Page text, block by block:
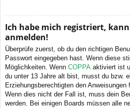
Ich habe mich registriert,
anmelden!
Überprüfe zuerst, ob du den richtigen
Passwort eingegeben hast. Wenn diese
Möglichkeiten. Wenn COPPA aktiviert ist
du unter 13 Jahre alt bist, musst du bzw.
Erziehungsberechtigten den
Wenn dies nicht der Fall ist, muss dein
werden. Bei einigen Boards müssen alle